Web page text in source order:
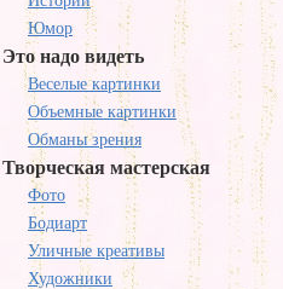
Юмор
Это надо видеть
Веселые картинки
Объемные картинки
Обманы зрения
Творческая мастерская
Фото
Бодиарт
Уличные креативы
Художники